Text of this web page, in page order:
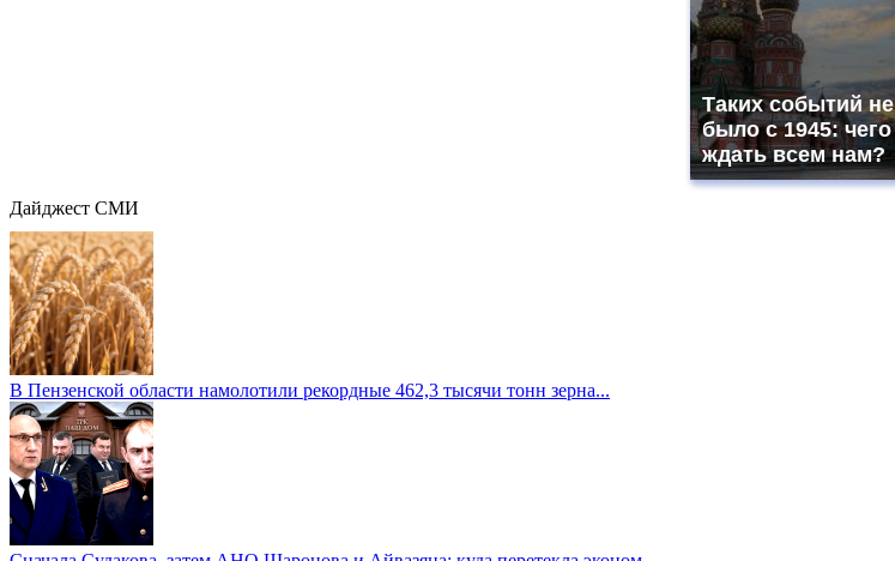
Таких событий не
было с 1945: чего
ждать всем нам?
Дайджест СМИ
В Пензенской области намолотили рекордные 462,3 тысячи тонн зерна...